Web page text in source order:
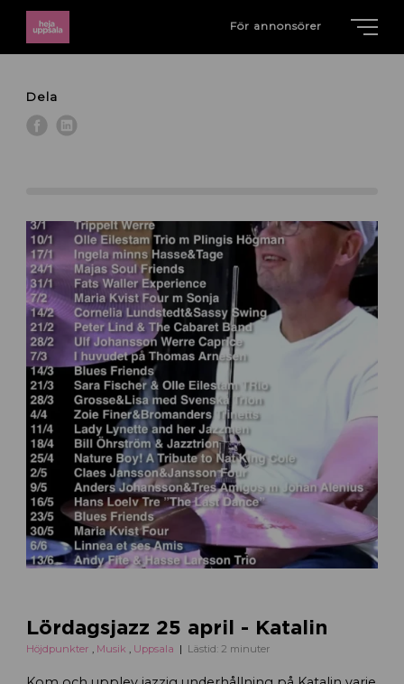
För annonsörer
Dela
Lördagsjazz 25 april - Katalin
Höjdpunkter Musik Uppsala Lästid: 2 minuter